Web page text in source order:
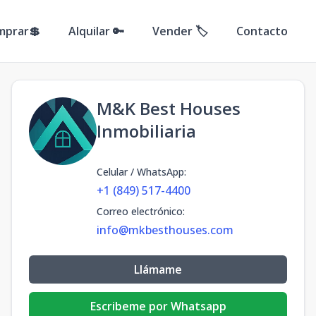
Alquilar 🔑 Vender 🏷️ Contacto
M&K Best Houses
Inmobiliaria
Celular / WhatsApp:
+1 (849) 517-4400
Correo electrónico:
info@mkbesthouses.com
Llámame
Escribeme por Whatsapp